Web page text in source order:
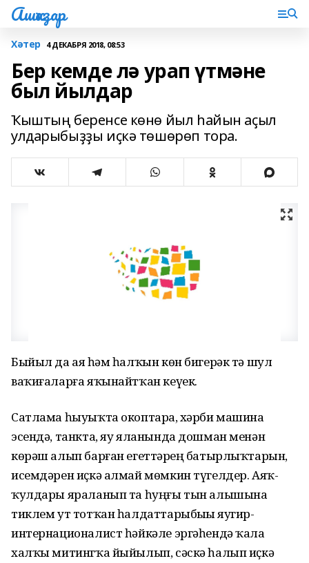
Ашҡаҙар
Хәтер 4 ДЕКАБРЯ 2018, 08:53
Бер кемде лә урап үтмәне
был йылдар
Ҡыштың беренсе көнө йыл һайын аҫыл
улдарыбыҙҙы иҫкә төшөрөп тора.
Быйыл да аяҙ һәм һалҡын көн бигерәк тә шул
ваҡиғаларға яҡынайтҡан кеүек.
Сатлама һыуыҡта окоптарҙа, хәрби машина
эсендә, танкта, яу яланында дошман менән
көрәш алып барған егеттәрҙең батырлыҡтарын,
исемдәрен иҫкә алмай мөмкин түгелдер. Аяҡ-
ҡулдары яраланып та һуңғы тын алышына
тиклем ут тотҡан һалдаттарыбыҙҙы яугир-
интернационалист һәйкәле эргәһендә ҡала
халҡы митингҡа йыйылып, сәскә һалып иҫкә